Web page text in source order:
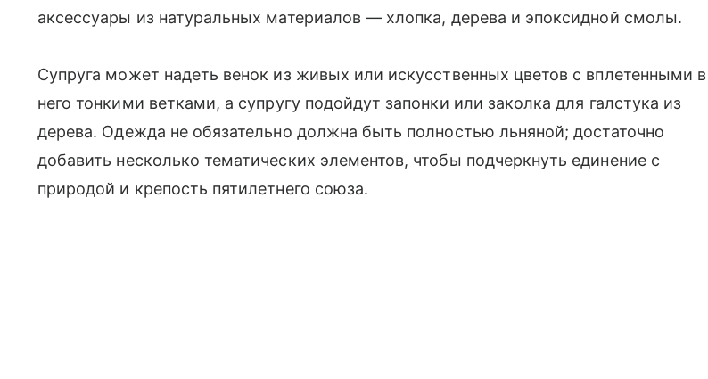
аксессуары из натуральных материалов — хлопка, дерева и эпоксидной смолы.
Супруга может надеть венок из живых или искусственных цветов с вплетенными в
него тонкими ветками, а супругу подойдут запонки или заколка для галстука из
дерева. Одежда не обязательно должна быть полностью льняной; достаточно
добавить несколько тематических элементов, чтобы подчеркнуть единение с
природой и крепость пятилетнего союза.